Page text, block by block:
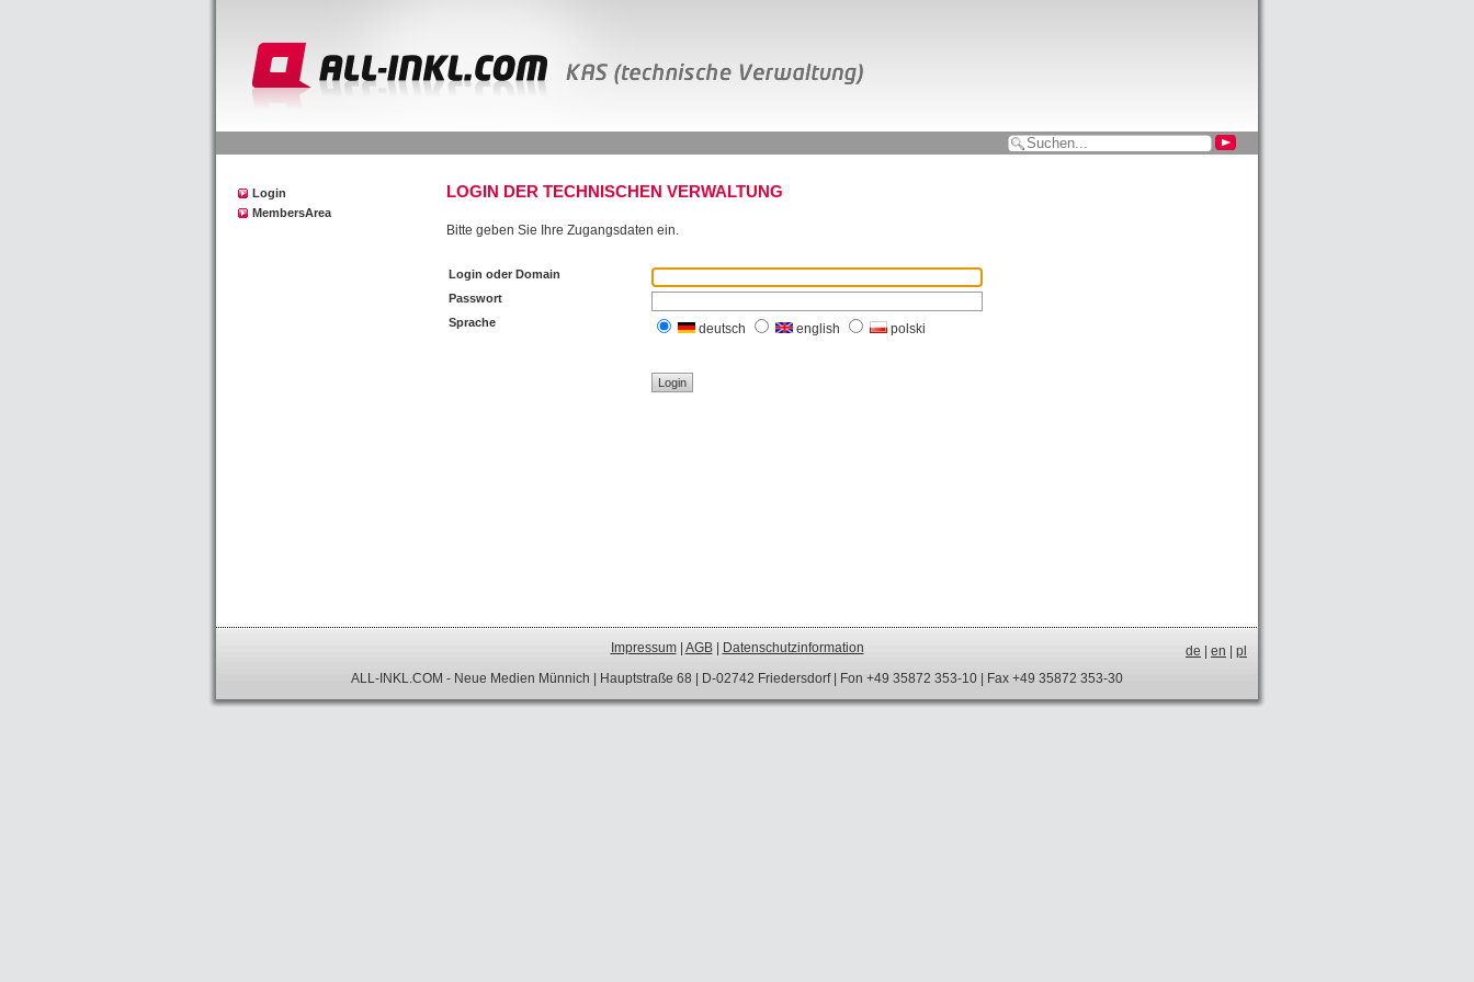
Login
MembersArea
LOGIN DER TECHNISCHEN VERWALTUNG
Bitte geben Sie Ihre Zugangsdaten ein.
Login oder Domain
Passwort
Sprache
deutsch english polski
Impressum| AGB|
Datenschutzinformation
ALL-INKL.COM - Neue Medien Münnich | Hauptstraße 68 | D-02742 Friedersdorf | Fon +49 35872 353-10 | Fax +49 35872 353-30
de en pl